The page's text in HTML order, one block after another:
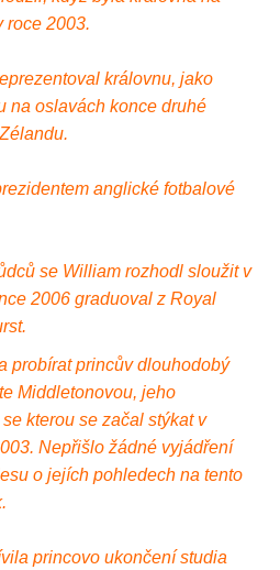
roce 2003.
královnu, jako
na oslavách konce druhé
anglické fotbalové
se William rozhodl sloužit v
2006 graduoval z Royal
probírat princův dlouhodobý
Middletonovou, jeho
kterou se začal stýkat v
Nepřišlo žádné vyjádření
o jejích pohledech na tento
princovo ukončení studia